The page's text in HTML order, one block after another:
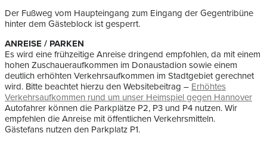
Der Fußweg vom Haupteingang zum Eingang der Gegentribüne
hinter dem Gästeblock ist gesperrt.
ANREISE / PARKEN
Es wird eine frühzeitige Anreise dringend empfohlen, da mit einem
hohen Zuschaueraufkommen im Donaustadion sowie einem
deutlich erhöhten Verkehrsaufkommen im Stadtgebiet gerechnet
wird. Bitte beachtet hierzu den Websitebeitrag – Erhöhtes
Verkehrsaufkommen rund um unser Heimspiel gegen Hannover
Autofahrer können die Parkplätze P2, P3 und P4 nutzen. Wir
empfehlen die Anreise mit öffentlichen Verkehrsmitteln.
Gästefans nutzen den Parkplatz P1.